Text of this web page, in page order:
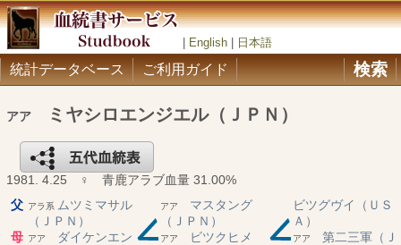
English 日本語
統計データベース ご利用ガイド 検索
アア ミヤシロエンジエル（ＪＰＮ）
1981. 4.25 ♀ 青鹿アラブ血量 31.00%
父 アラ系
ムツミマサル
（ＪＰＮ）
アア マスタング
（ＪＰＮ）
ビツグヴイ（ＵＳ
Ａ）
母 アア
ダイケンエン
アア
ビツクヒメ
アア第二三軍（Ｊ